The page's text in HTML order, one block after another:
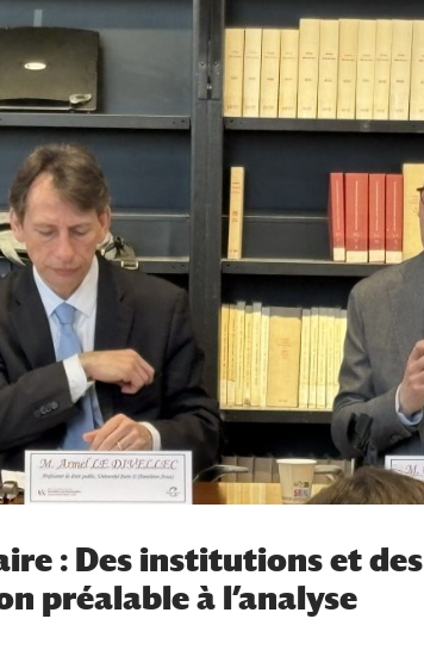
: Des institutions et des
préalable à l’analyse